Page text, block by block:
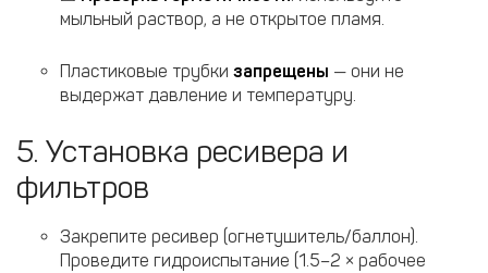
мыльный раствор, а не открытое пламя.
Пластиковые трубки запрещены — они не
выдержат давление и температуру.
5. Установка ресивера и
фильтров
Закрепите ресивер (огнетушитель/баллон).
Проведите гидроиспытание (1.5–2 × рабочее